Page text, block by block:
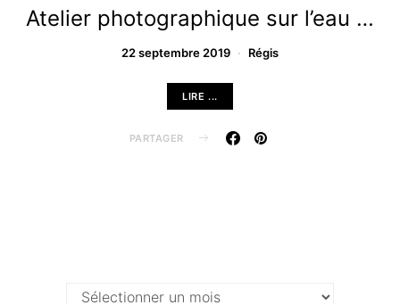
Atelier photographique sur l’eau …
22 septembre 2019 Régis
LIRE ...
PARTAGER
Archives